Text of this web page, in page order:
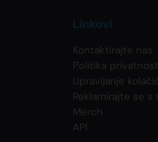
Linkovi
Kontaktirajte nas
Politika
Upravljanje
Reklamirajte se s
Merch
API